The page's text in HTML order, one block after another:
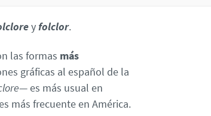
yfolclor.
las formas más
gráficas al español de la
— es más usual en
más frecuente en América.